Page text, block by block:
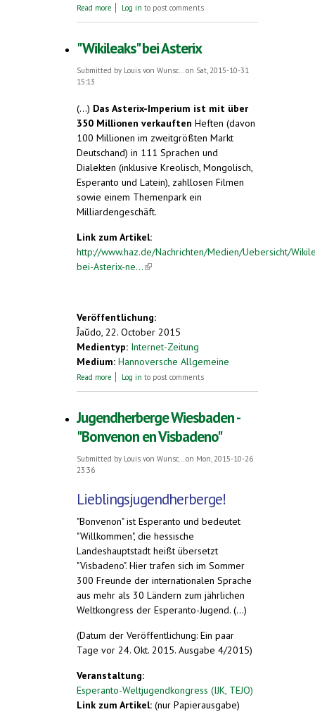
Read more about Saluto, kiel vi fartas?
Log in to post comments
"Wikileaks" bei Asterix
Submitted by Louis von Wunsc...on Sat, 2015-10-31
15:13
(...) Das Asterix-Imperium ist mit über
350 Millionen verkauften Heften (davon
100 Millionen im zweitgrößten Markt
Deutschand) in 111 Sprachen und
Dialekten (inklusive Kreolisch, Mongolisch,
Esperanto und Latein), zahllosen Filmen
sowie einem Themenpark ein
Milliardengeschäft.
Link zum Artikel:
http://www.haz.de/Nachrichten/Medien/Uebersicht/
bei-Asterix-ne...(link is external)
Veröffentlichung:
Ĵaŭdo, 22. October 2015
Medientyp: Internet-Zeitung
Medium: Hannoversche Allgemeine
Read more about "Wikileaks" bei Asterix
Log in to post comments
Jugendherberge Wiesbaden -
"Bonvenon en Visbadeno"
Submitted by Louis von Wunsc...
on Mon, 2015-10-26
23:36
Lieblingsjugendherberge!
"Bonvenon" ist Esperanto und bedeutet
"Willkommen", die hessische
Landeshauptstadt heißt übersetzt
"Visbadeno". Hier trafen sich im Sommer
300 Freunde der internationalen Sprache
aus mehr als 30 Ländern zum jährlichen
Weltkongress der Esperanto-Jugend. (...)
(Datum der Veröffentlichung: Ein paar
Tage vor 24. Okt. 2015. Ausgabe 4/2015)
Veranstaltung:
Esperanto-Weltjugendkongress (IJK, TEJO)
Link zum Artikel: (nur Papierausgabe)